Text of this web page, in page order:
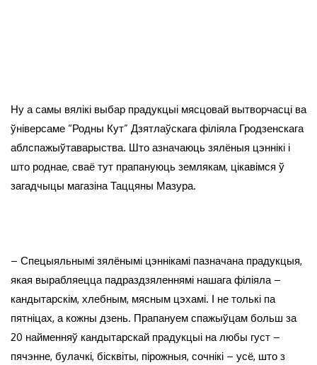
Ну а самы вялікі выбар прадукцыі мясцовай вытворчасці ва
ўніверсаме “Родны Кут” Дзятлаўскага філіяла Гродзенскага
аблспажыўтаварыства. Што азначаюць зялёныя цэннікі і
што роднае, сваё тут прапануюць землякам, цікавімся ў
загадчыцы магазіна Таццяны Мазура.
– Спецыяльнымі зялёнымі цэннікамі пазначана прадукцыя,
якая вырабляецца падраздзяленнямі нашага філіяла –
кандытарскім, хлебным, мясным цэхамі. І не толькі па
пятніцах, а кожны дзень. Прапануем спажыўцам больш за
20 найменняў кандытарскай прадукцыі на любы густ –
пячэнне, булачкі, бісквіты, пірожныя, сочнікі – усё, што з